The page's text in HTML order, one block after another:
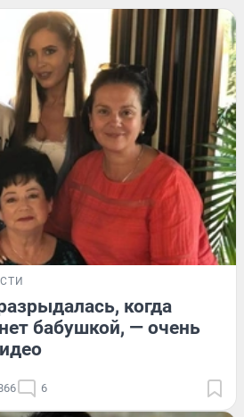
когда
бабушкой, — очень
6